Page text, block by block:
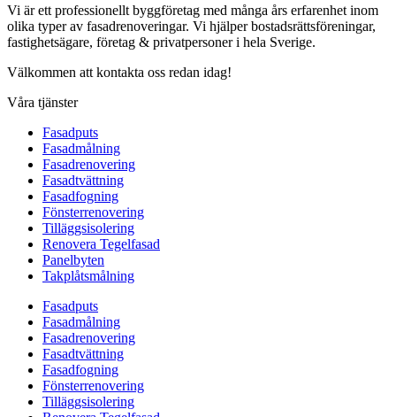
Vi är ett professionellt byggföretag med många års erfarenhet inom
olika typer av fasadrenoveringar. Vi hjälper bostadsrättsföreningar,
fastighetsägare, företag & privatpersoner i hela Sverige.
Välkommen att kontakta oss redan idag!
Våra tjänster
Fasadputs
Fasadmålning
Fasadrenovering
Fasadtvättning
Fasadfogning
Fönsterrenovering
Tilläggsisolering
Renovera Tegelfasad
Panelbyten
Takplåtsmålning
Fasadputs
Fasadmålning
Fasadrenovering
Fasadtvättning
Fasadfogning
Fönsterrenovering
Tilläggsisolering